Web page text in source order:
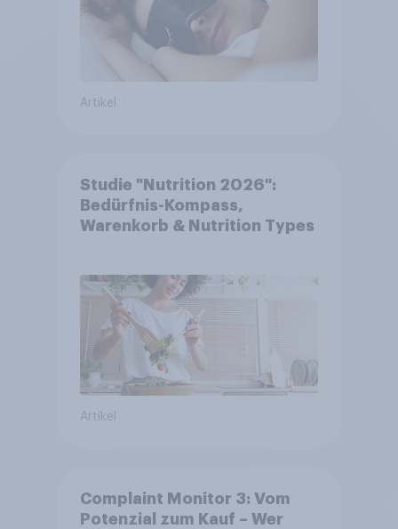
Artikel
Studie "Nutrition 2026":
Bedürfnis-Kompass,
Warenkorb & Nutrition Types
Artikel
Complaint Monitor 3: Vom
Potenzial zum Kauf – Wer